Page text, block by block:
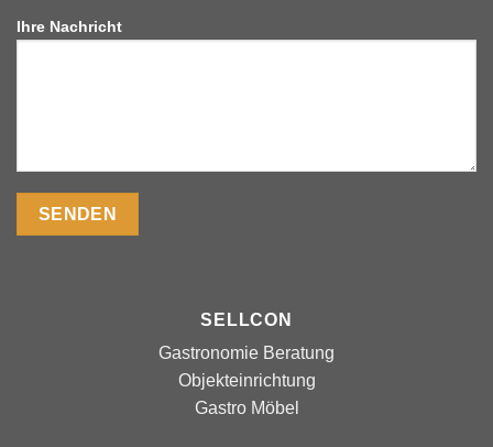
Ihre Nachricht
SELLCON
Gastronomie Beratung
Objekteinrichtung
Gastro Möbel